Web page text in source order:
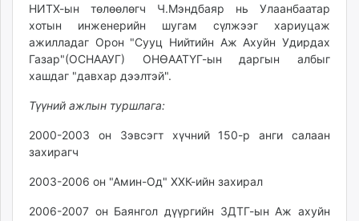
shudarga.mn
shuurhai.mn
unuudur.mn
isee.mn
fact.mn
itoim.mn
tumen.mn
tvmongolia.mn
НИТХ-ын төлөөлөгч Ч.Мэндбаяр нь Улаанбаатар
хотын инженерийн шугам сүлжээг хариуцаж
ажилладаг Орон "Сууц Нийтийн Аж Ахуйн Удирдах
Газар"(ОСНААУГ) ОНӨААТҮГ-ын даргын албыг
хашдаг "давхар дээлтэй".
Түүний ажлын туршлага:
2000-2003 он Зэвсэгт хүчний 150-р анги салаан
захирагч
2003-2006 он "Амин-Од" ХХК-ийн захирал
2006-2007 он Баянгол дүүргийн ЗДТГ-ын Аж ахуйн